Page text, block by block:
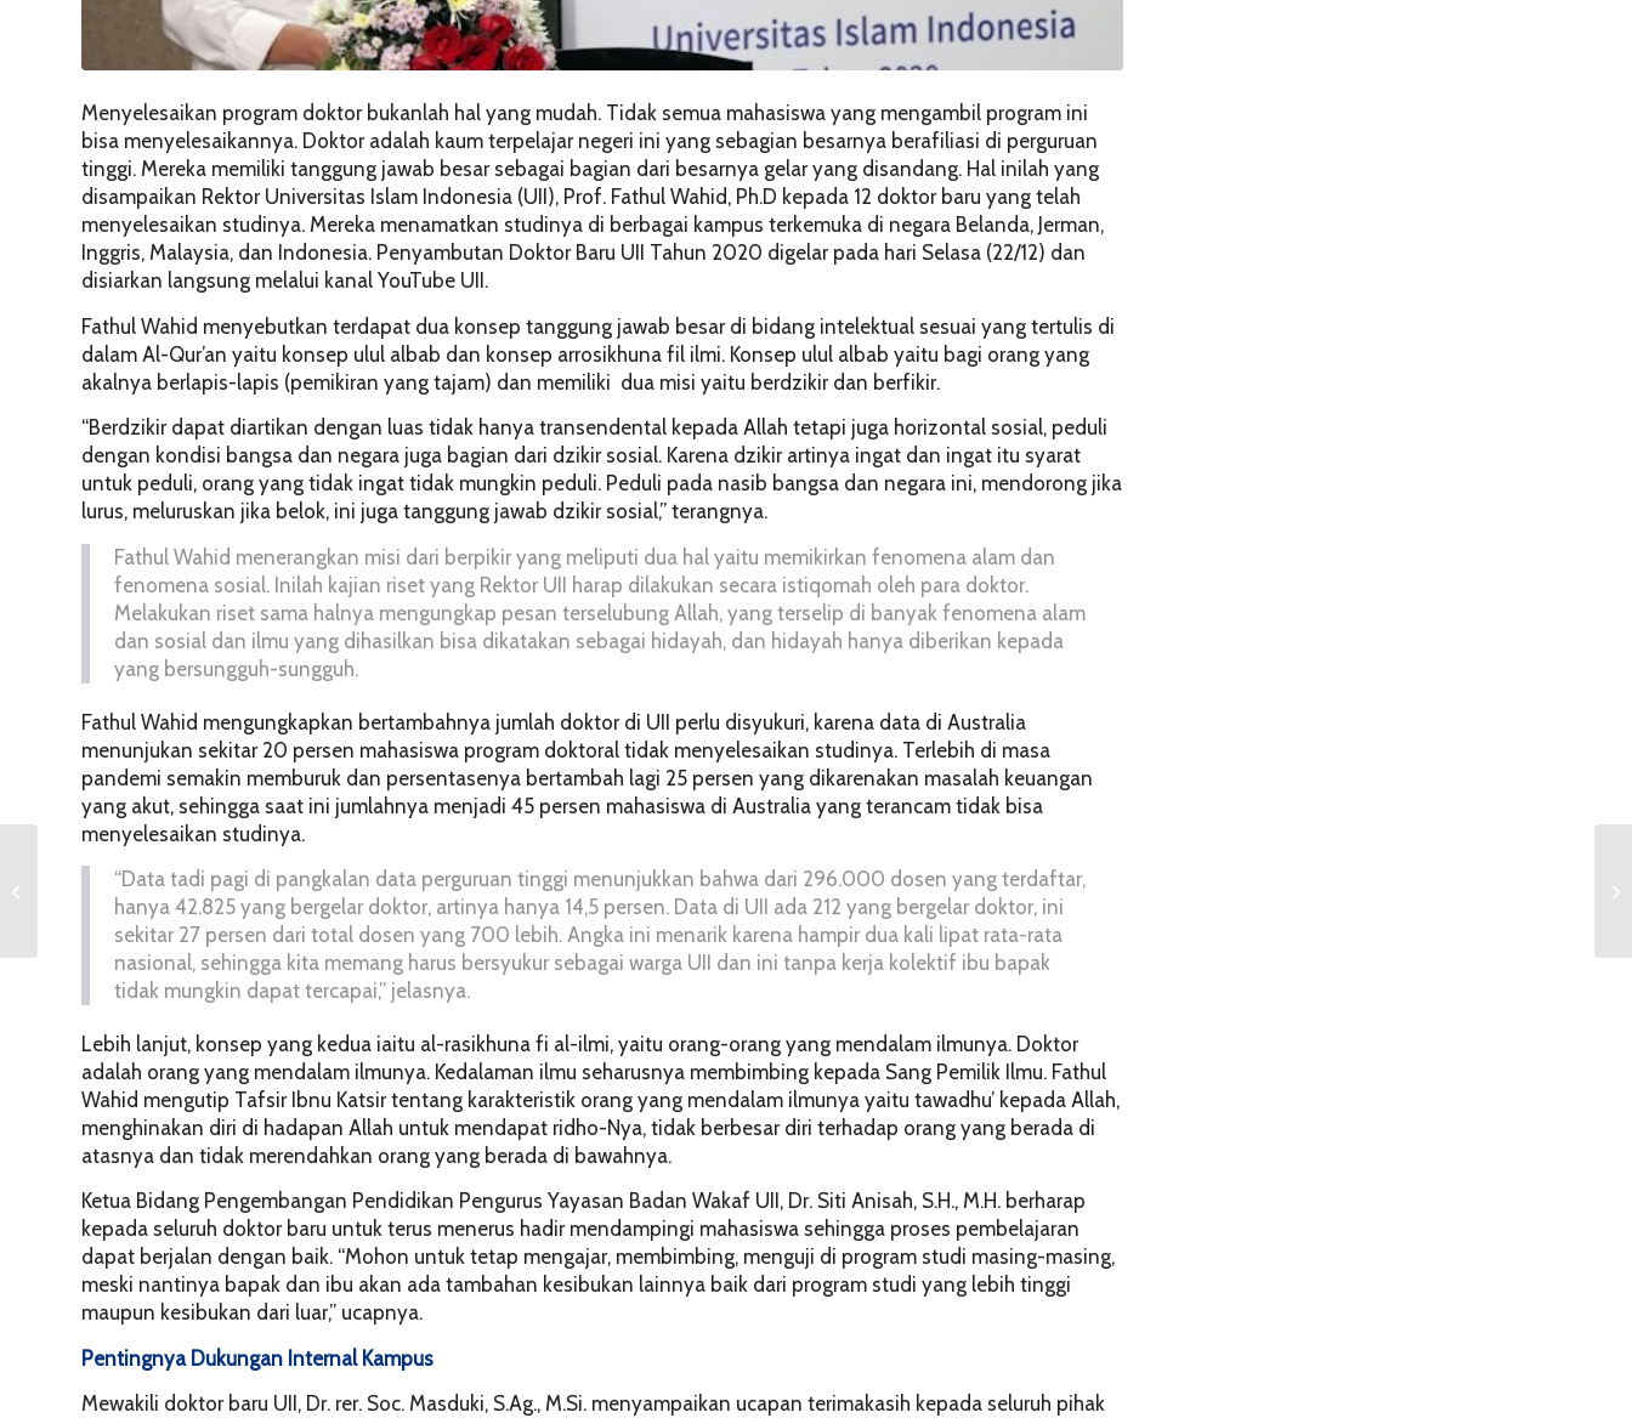
Menyelesaikan program doktor bukanlah hal yang mudah. Tidak semua mahasiswa yang mengambil program ini
bisa menyelesaikannya. Doktor adalah kaum terpelajar negeri ini yang sebagian besarnya berafiliasi di perguruan
tinggi. Mereka memiliki tanggung jawab besar sebagai bagian dari besarnya gelar yang disandang. Hal inilah yang
disampaikan Rektor Universitas Islam Indonesia (UII), Prof. Fathul Wahid, Ph.D kepada 12 doktor baru yang telah
menyelesaikan studinya. Mereka menamatkan studinya di berbagai kampus terkemuka di negara Belanda, Jerman,
Inggris, Malaysia, dan Indonesia. Penyambutan Doktor Baru UII Tahun 2020 digelar pada hari Selasa (22/12) dan
disiarkan langsung melalui kanal YouTube UII.
Fathul Wahid menyebutkan terdapat dua konsep tanggung jawab besar di bidang intelektual sesuai yang tertulis di
dalam Al-Qur’an yaitu konsep ulul albab dan konsep arrosikhuna fil ilmi. Konsep ulul albab yaitu bagi orang yang
akalnya berlapis-lapis (pemikiran yang tajam) dan memiliki dua misi yaitu berdzikir dan berfikir.
“Berdzikir dapat diartikan dengan luas tidak hanya transendental kepada Allah tetapi juga horizontal sosial, peduli
dengan kondisi bangsa dan negara juga bagian dari dzikir sosial. Karena dzikirartinya ingat dan ingat itu syarat
untuk peduli, orang yang tidak ingat tidak mungkin peduli. Peduli pada nasib bangsa dan negara ini, mendorong jika
lurus, meluruskan jika belok, ini juga tanggung jawab dzikirsosial,” terangnya.
Fathul Wahid menerangkan misi dari berpikir yang meliputi dua hal yaitu memikirkan fenomena alam dan
fenomena sosial. Inilah kajian riset yang Rektor UII harap dilakukan secara istiqomah oleh para doktor.
Melakukan riset sama halnya mengungkap pesan terselubung Allah, yang terselip di banyak fenomena alam
dan sosial dan ilmu yang dihasilkan bisa dikatakan sebagai hidayah, dan hidayah hanya diberikan kepada
yang bersungguh-sungguh.
Fathul Wahid mengungkapkan bertambahnya jumlah doktor di UII perlu disyukuri, karena data di Australia
menunjukan sekitar 20 persen mahasiswa program doktoral tidak menyelesaikan studinya. Terlebih di masa
pandemi semakin memburuk dan persentasenya bertambah lagi 25 persen yang dikarenakan masalah keuangan
yang akut, sehingga saat ini jumlahnya menjadi 45 persen mahasiswa di Australia yang terancam tidak bisa
menyelesaikan studinya.
“Data tadi pagi di pangkalan data perguruan tinggi menunjukkan bahwa dari 296.000 dosen yang terdaftar,
hanya 42.825 yang bergelar doktor, artinya hanya 14,5 persen. Data di UII ada 212 yang bergelar doktor, ini
sekitar 27 persen dari total dosen yang 700 lebih. Angka ini menarik karena hampir dua kali lipat rata-rata
nasional, sehingga kita memang harus bersyukur sebagai warga UII dan ini tanpa kerja kolektif ibu bapak
tidak mungkin dapat tercapai,” jelasnya.
Lebih lanjut, konsep yang kedua iaitu al-rasikhuna fi al-ilmi, yaitu orang-orang yang mendalam ilmunya. Doktor
adalah orang yang mendalam ilmunya. Kedalaman ilmu seharusnya membimbing kepada Sang Pemilik Ilmu. Fathul
Wahid mengutip Tafsir Ibnu Katsir tentang karakteristik orang yang mendalam ilmunya yaitu tawadhu’ kepada Allah,
menghinakan diri di hadapan Allah untuk mendapat ridho-Nya, tidak berbesar diri terhadap orang yang berada di
atasnya dan tidak merendahkan orang yang berada di bawahnya.
Ketua Bidang Pengembangan Pendidikan Pengurus Yayasan Badan Wakaf UII, Dr. Siti Anisah, S.H., M.H. berharap
kepada seluruh doktor baru untuk terus menerus hadir mendampingi mahasiswa sehingga proses pembelajaran
dapat berjalan dengan baik. “Mohon untuk tetap mengajar, membimbing, menguji di program studi masing-masing,
meski nantinya bapak dan ibu akan ada tambahan kesibukan lainnya baik dari program studi yang lebih tinggi
maupun kesibukan dari luar,” ucapnya.
Pentingnya Dukungan Internal Kampus
Mewakili doktor baru UII, Dr. rer. Soc. Masduki, S.Ag., M.Si. menyampaikan ucapan terimakasih kepada seluruh pihak
Tanggung Jawab Besar
Seorang Doktor